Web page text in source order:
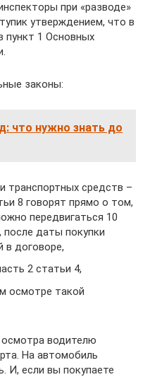
при «разводе»
утверждением, что в
пункт 1 Основных
законы:
что нужно знать до
транспортных средств –
8 говорят прямо о том,
передвигаться 10
даты покупки
в договоре,
2 статьи 4,
осмотре такой
осмотра водителю
На автомобиль
И, если вы покупаете